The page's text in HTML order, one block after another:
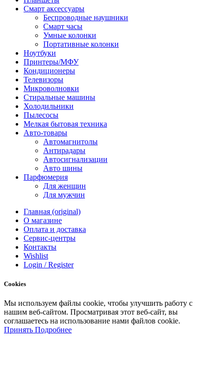
Смарт аксессуары
Беспроводные наушники
Смарт часы
Умные колонки
Портативные колонки
Ноутбуки
Принтеры/МФУ
Кондиционеры
Телевизоры
Микроволновки
Стиральные машины
Холодильники
Пылесосы
Мелкая бытовая техника
Авто-товары
Автомагнитолы
Антирадары
Автосигнализации
Авто шины
Парфюмерия
Для женщин
Для мужчин
Главная (original)
О магазине
Оплата и доставка
Сервис-центры
Контакты
Wishlist
Login / Register
Cookies
Мы используем файлы cookie, чтобы улучшить работу с
нашим веб-сайтом. Просматривая этот веб-сайт, вы
соглашаетесь на использование нами файлов cookie.
Принять Подробнее